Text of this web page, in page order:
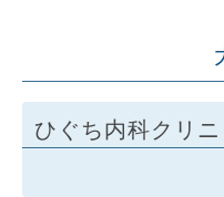
ひぐち内科クリニ